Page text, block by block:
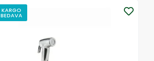
KARGO
BEDAVA